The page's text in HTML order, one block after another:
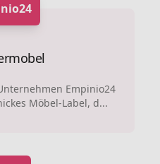
Empinio24
Möbel-Label, d...